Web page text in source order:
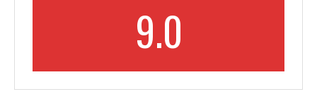
9.0